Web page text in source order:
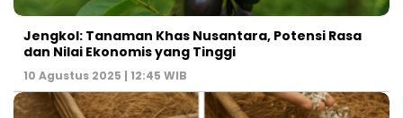
Jengkol: Tanaman Khas Nusantara, Potensi Rasa
dan Nilai Ekonomis yang Tinggi
10 Agustus 2025 | 12:45 WIB